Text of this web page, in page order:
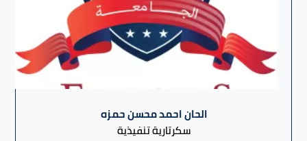
الحان احمد محسن حمزه
سكرتارية تنفيذية